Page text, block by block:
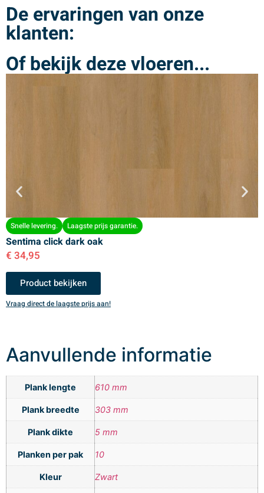
De ervaringen van onze
klanten:
Of bekijk deze vloeren...
Snelle levering. Laagste prijs garantie.
Sentima click dark oak
€ 34,95
Product bekijken
Vraag direct de laagste prijs aan!
Aanvullende informatie
Plank lengte 610 mm
Plank breedte 303 mm
Plank dikte 5 mm
Planken per pak 10
Kleur Zwart